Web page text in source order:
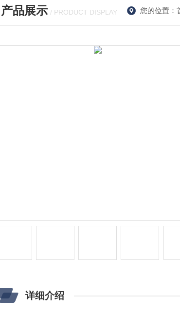
产品展示 / PRODUCT DISPLAY 您的位置：
详细介绍